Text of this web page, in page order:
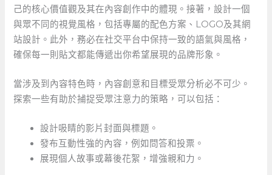
己的核心價值觀及其在內容創作中的體現。接著，設計一個
與眾不同的視覺風格，包括專屬的配色方案、LOGO及其網
站設計。此外，務必在社交平台中保持一致的語氣與風格，
確保每一則貼文都能傳遞出你希望展現的品牌形象。
當涉及到內容特色時，內容創意和目標受眾分析必不可少。
探索一些有助於捕捉受眾注意力的策略，可以包括：
設計吸睛的影片封面與標題。
發布互動性強的內容，例如問答和投票。
展現個人故事或幕後花絮，增強親和力。